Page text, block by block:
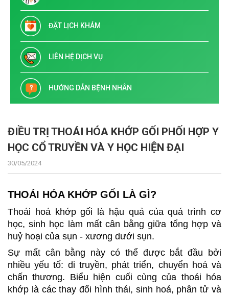
ĐẶT LỊCH KHÁM
LIÊN HỆ DỊCH VỤ
HƯỚNG DẪN BỆNH NHÂN
ĐIỀU TRỊ THOÁI HÓA KHỚP GỐI PHỐI HỢP Y
HỌC CỔ TRUYỀN VÀ Y HỌC HIỆN ĐẠI
30/05/2024
THOÁI HÓA KHỚP GỐI LÀ GÌ?
Thoái hoá khớp gối là hậu quả của quá trình cơ
học, sinh học làm mất cân bằng giữa tổng hợp và
huỷ hoại của sụn - xương dưới sụn.
Sự mất cân bằng này có thể được bắt đầu bởi
nhiều yếu tố: di truyền, phát triển, chuyển hoá và
chấn thương. Biểu hiện cuối cùng của thoái hóa
khớp là các thay đổi hình thái, sinh hoá, phân tử và